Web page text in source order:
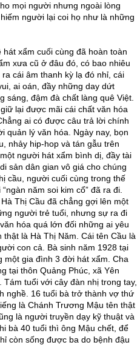
mọi người nhưng ngoài lòng
người lại coi họ như là những
xẩm cuối cùng đã hoàn toàn
xưa cũ ở đâu đó, có bao nhiêu
cái âm thanh kỳ lạ đó nhỉ, cái
ai oán, đầy những day dứt
sáng, đậm đà chất làng quê Việt.
lại được mãi cái chất văn hóa
ai có được câu trả lời chính
quản lý văn hóa. Ngày nay, bọn
nhảy hip-hop và tán gẫu trên
người hát xẩm bình dị, đầy tài
sản dân gian vô giá cho chúng
cầu, người cuối cùng trong thế
năm soi kim cổ” đã ra đi.
Thị Cầu đã chẳng gợi lên một
người trẻ tuổi, nhưng sự ra đi
hóa quá lớn đối những ai yêu
là Hà Thị Năm. Cái tên Cầu là
con cả. Bà sinh năm 1928 tại
một gia đình 3 đời hát xẩm. Cha
tại thôn Quảng Phúc, xã Yên
tuổi với cây đàn nhị trong tay,
nghề. 16 tuổi bà trở thành vợ thứ
là Chánh Trương Mậu tên thật
là người truyền dạy kỹ thuật và
bà 40 tuổi thì ông Mậu chết, để
còn sống được ba do bệnh đậu